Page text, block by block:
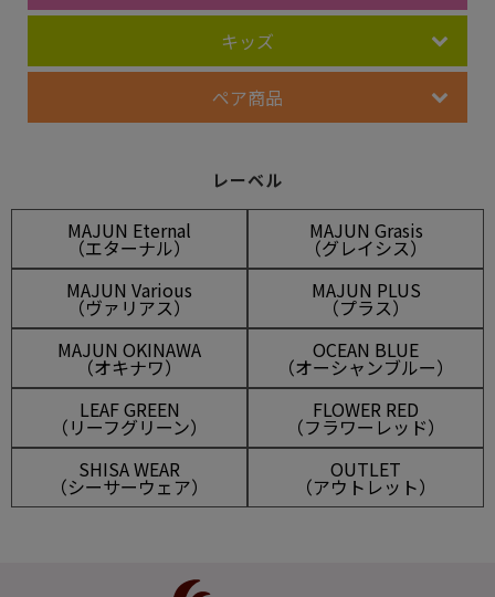
キッズ
ペア商品
レーベル
MAJUN Eternal
（エターナル）
MAJUN Grasis
（グレイシス）
MAJUN Various
（ヴァリアス）
MAJUN PLUS
（プラス）
MAJUN OKINAWA
（オキナワ）
OCEAN BLUE
（オーシャンブルー）
LEAF GREEN
（リーフグリーン）
FLOWER RED
（フラワーレッド）
SHISA WEAR
（シーサーウェア）
OUTLET
（アウトレット）